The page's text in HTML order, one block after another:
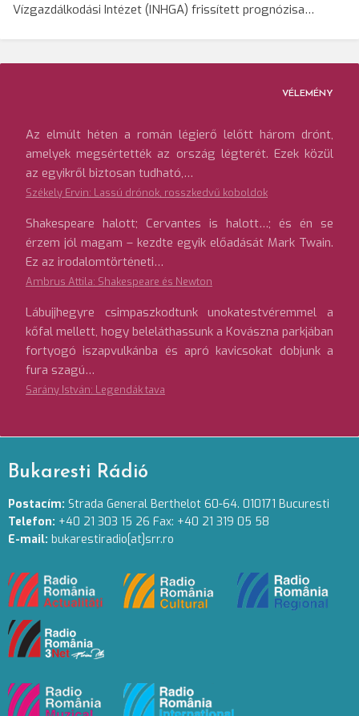
Vízgazdálkodási Intézet (INHGA) frissített prognózisa…
VÉLEMÉNY
Az elmúlt héten a román légierő lelőtt három drónt,
amelyek megsértették az ország légterét. Ezek közül
az egyikről biztosan tudható,…
Székely Ervin: Lassú drónok, rosszkedvű koboldok
Shakespeare halott; Cervantes is halott…; és én se
érzem jól magam – kezdte egyik előadását Mark Twain.
Ez az irodalomtörténeti…
Ambrus Attila: Shakespeare és Newton
Lábujjhegyre csimpaszkodtunk unokatestvéremmel a
kőfal mellett, hogy beleláthassunk a Kovászna parkjában
fortyogó iszapvulkánba és apró kavicsokat dobjunk a
fura szagú…
Sarány István: Legendák tava
Bukaresti Rádió
Postacím: Strada General Berthelot 60-64. 010171 Bucuresti
Telefon: +40 21 303 15 26 Fax: +40 21 319 05 58
E-mail: bukarestiradio[at]srr.ro